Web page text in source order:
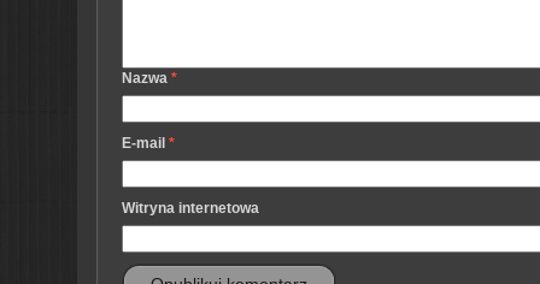
Nazwa *
E-mail *
Witryna internetowa